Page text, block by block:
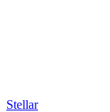
Stellar